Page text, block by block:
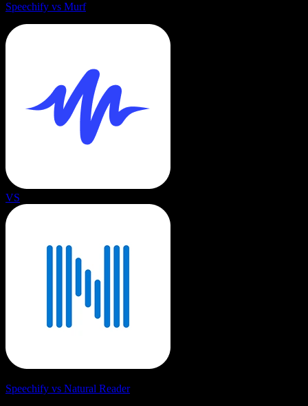
Speechify vs Murf
VS
Speechify vs Natural Reader